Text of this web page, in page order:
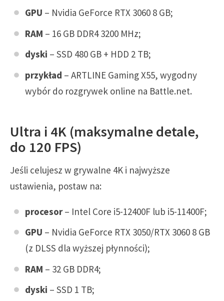
GPU – Nvidia GeForce RTX 3060 8 GB;
RAM – 16 GB DDR4 3200 MHz;
dyski – SSD 480 GB + HDD 2 TB;
przykład – ARTLINE Gaming X55, wygodny
wybór do rozgrywek online na Battle.net.
Ultra i 4K (maksymalne detale,
do 120 FPS)
Jeśli celujesz w grywalne 4K i najwyższe
ustawienia, postaw na:
procesor– Intel Core i5-12400F lub i5-11400F;
GPU – Nvidia GeForce RTX 3050/RTX 3060 8 GB
(z DLSS dla wyższej płynności);
RAM – 32 GB DDR4;
dyski – SSD 1 TB;